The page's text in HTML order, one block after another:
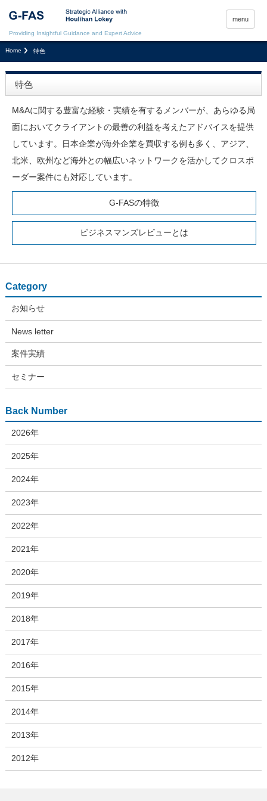
Providing Insightful Guidance and Expert Advice
menu
Home 特色
特色
M&Aに関する豊富な経験・実績を有するメンバーが、あらゆる局
面においてクライアントの最善の利益を考えたアドバイスを提供
しています。日本企業が海外企業を買収する例も多く、アジア、
北米、欧州など海外との幅広いネットワークを活かしてクロスボ
ーダー案件にも対応しています。
G-FASの特徴
ビジネスマンズレビューとは
Category
お知らせ
News letter
案件実績
セミナー
Back Number
2026年
2025年
2024年
2023年
2022年
2021年
2020年
2019年
2018年
2017年
2016年
2015年
2014年
2013年
2012年